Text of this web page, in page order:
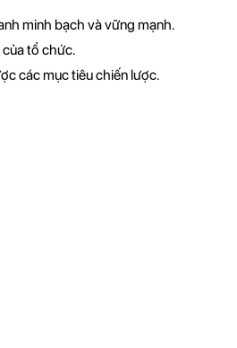
minh bạch và vững mạnh.
tổ chức.
các mục tiêu chiến lược.